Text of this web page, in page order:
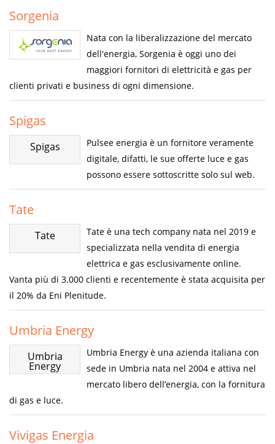
Sorgenia
Nata con la liberalizzazione del mercato
dell'energia, Sorgenia è oggi uno dei
maggiori fornitori di elettricità e gas per
clienti privati e business di ogni dimensione.
Spigas
Spigas
Pulsee energia è un fornitore veramente
digitale, difatti, le sue offerte luce e gas
possono essere sottoscritte solo sul web.
Tate
Tate
Tate è una tech company nata nel 2019 e
specializzata nella vendita di energia
elettrica e gas esclusivamente online.
Vanta più di 3.000 clienti e recentemente è stata acquisita per
il 20% da Eni Plenitude.
Umbria Energy
Umbria
Energy
Umbria Energy è una azienda italiana con
sede in Umbria nata nel 2004 e attiva nel
mercato libero dell’energia, con la fornitura
di gas e luce.
Vivigas Energia